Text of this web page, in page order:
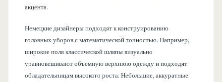
акцента.
Немецкие дизайнеры подходят к конструированию
головных уборов с математической точностью. Например,
широкие поля классической шляпы визуально
уравновешивают объемную верхнюю одежду и подходят
обладательницам высокого роста. Небольшие, аккуратные